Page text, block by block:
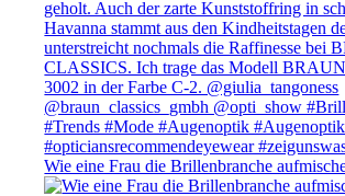
Wie eine Frau die Brillenbranche